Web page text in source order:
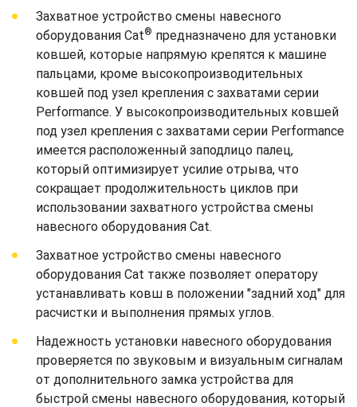
Захватное устройство смены навесного
оборудования Cat® предназначено для установки
ковшей, которые напрямую крепятся к машине
пальцами, кроме высокопроизводительных
ковшей под узел крепления с захватами серии
Performance. У высокопроизводительных ковшей
под узел крепления с захватами серии Performance
имеется расположенный заподлицо палец,
который оптимизирует усилие отрыва, что
сокращает продолжительность циклов при
использовании захватного устройства смены
навесного оборудования Cat.
Захватное устройство смены навесного
оборудования Cat также позволяет оператору
устанавливать ковш в положении "задний ход" для
расчистки и выполнения прямых углов.
Надежность установки навесного оборудования
проверяется по звуковым и визуальным сигналам
от дополнительного замка устройства для
быстрой смены навесного оборудования, который